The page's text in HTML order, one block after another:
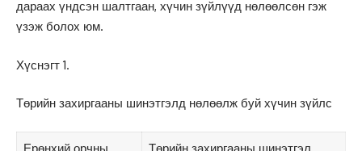
дараах үндсэн шалтгаан, хүчин зүйлүүд нөлөөлсөн гэж
үзэж болох юм.
Хүснэгт 1.
Төрийн захиргааны шинэтгэлд нөлөөлж буй хүчин зүйлс